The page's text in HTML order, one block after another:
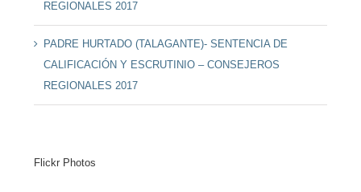
REGIONALES 2017
PADRE HURTADO (TALAGANTE)- SENTENCIA DE
CALIFICACIÓN Y ESCRUTINIO – CONSEJEROS
REGIONALES 2017
Flickr Photos